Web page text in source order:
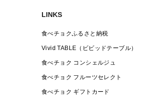
LINKS
食べチョクふるさと納税
Vivid TABLE（ビビッドテーブル）
食べチョク コンシェルジュ
食べチョク フルーツセレクト
食べチョク ギフトカード